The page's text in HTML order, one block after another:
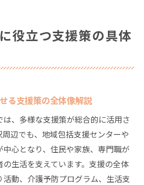
役立つ支援策の具体
る支援策の全体像解説
、多様な支援策が総合的に活用さ
辺でも、地域包括支援センターや
心となり、住民や家族、専門職が
生活を支えています。支援の全体
動、介護予防プログラム、生活支